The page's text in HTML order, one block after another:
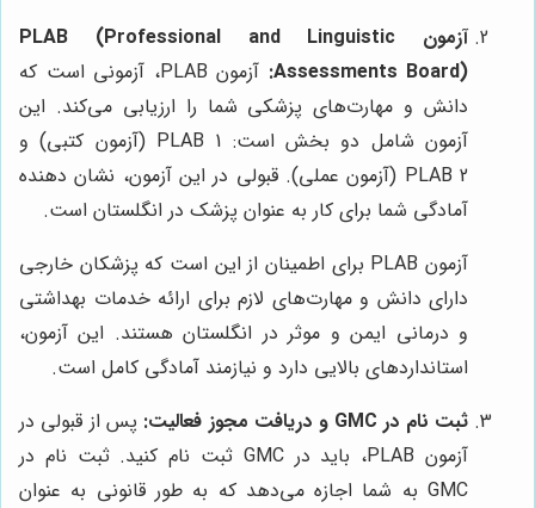
آزمون PLAB (Professional and Linguistic
Assessments Board):
آزمون PLAB، آزمونی است که
دانش و مهارت‌های پزشکی شما را ارزیابی می‌کند. این
آزمون شامل دو بخش است: PLAB 1 (آزمون کتبی) و
PLAB 2 (آزمون عملی). قبولی در این آزمون، نشان دهنده
آمادگی شما برای کار به عنوان پزشک در انگلستان است.
آزمون PLAB برای اطمینان از این است که پزشکان خارجی
دارای دانش و مهارت‌های لازم برای ارائه خدمات بهداشتی
و درمانی ایمن و موثر در انگلستان هستند. این آزمون،
استانداردهای بالایی دارد و نیازمند آمادگی کامل است.
ثبت نام در GMC و دریافت مجوز فعالیت:
پس از قبولی در
آزمون PLAB، باید در GMC ثبت نام کنید. ثبت نام در
GMC به شما اجازه می‌دهد که به طور قانونی به عنوان